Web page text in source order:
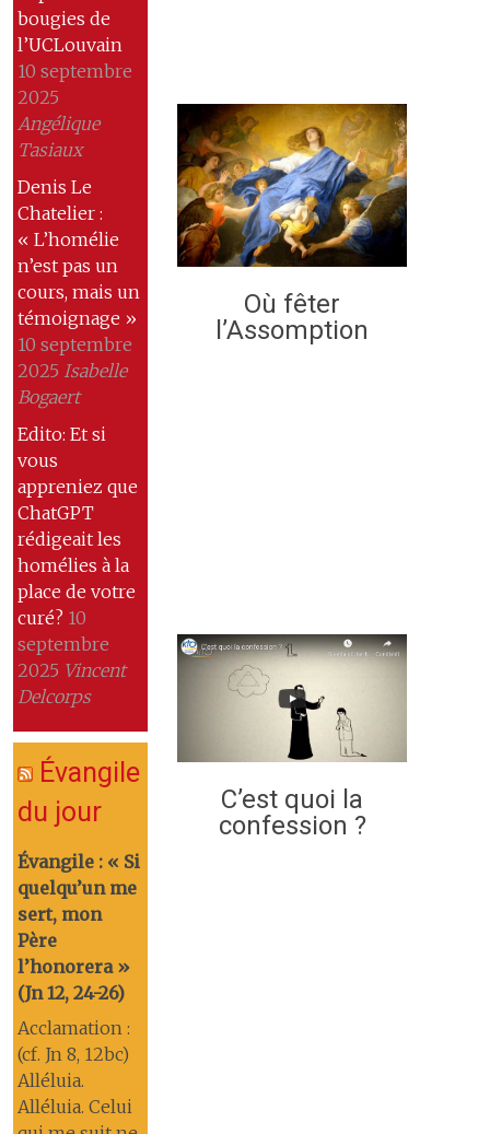
bougies de
l’UCLouvain
10 septembre
2025
Angélique
Tasiaux
Denis Le
Chatelier :
« L’homélie
n’est pas un
cours, mais un
témoignage »
10 septembre
2025 Isabelle
Bogaert
Edito: Et si
vous
appreniez que
ChatGPT
rédigeait les
homélies à la
place de votre
curé? 10
septembre
2025 Vincent
Delcorps
Évangile
du jour
Évangile : « Si
quelqu’un me
sert, mon
Père
l’honorera »
(Jn 12, 24-26)
Acclamation :
(cf. Jn 8, 12bc)
Alléluia.
Alléluia. Celui
Où fêter
l’Assomption
C’est quoi la
confession ?